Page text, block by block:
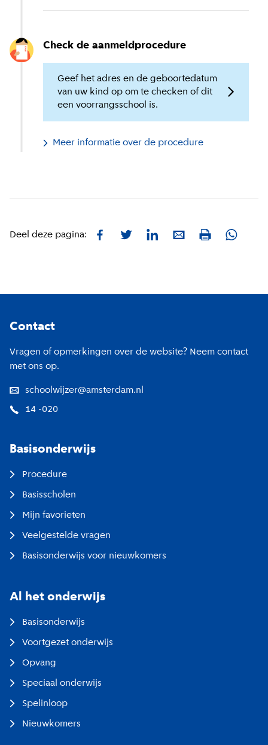
Check de aanmeldprocedure
Geef het adres en de geboortedatum
van uw kind op om te checken of dit
een voorrangsschool is.
Meer informatie over de procedure
Deel deze pagina: FacebookTwitterLinkedInE-mailPrint
Contact
Vragen of opmerkingen over de website? Neem contact
met ons op.
schoolwijzer@amsterdam.nl
14 -020
Basisonderwijs
Procedure
Basisscholen
Mijn favorieten
Veelgestelde vragen
Basisonderwijs voor nieuwkomers
Al het onderwijs
Basisonderwijs
Voortgezet onderwijs
Opvang
Speciaal onderwijs
Spelinloop
Nieuwkomers